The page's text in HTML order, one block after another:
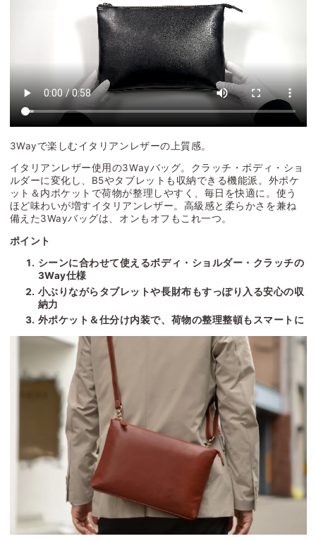
3Wayで楽しむイタリアンレザーの上質感。
イタリアンレザー使用の3Wayバッグ。クラッチ・ボディ・ショ
ルダーに変化し、B5やタブレットも収納できる機能派。外ポケ
ット＆内ポケットで荷物が整理しやすく、毎日を快適に。使う
ほど味わいが増すイタリアンレザー。高級感と柔らかさを兼ね
備えた3Wayバッグは、オンもオフもこれ一つ。
ポイント
シーンに合わせて使えるボディ・ショルダー・クラッチの
3Way仕様
小ぶりながらタブレットや長財布もすっぽり入る安心の収
納力
外ポケット＆仕分け内装で、荷物の整理整頓もスマートに